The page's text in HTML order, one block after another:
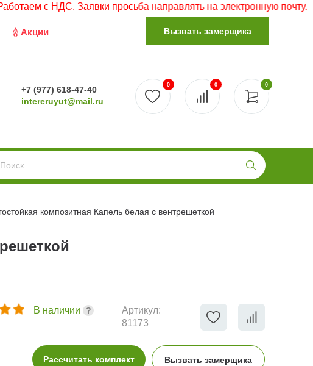
Заявки просьба направлять на электронную почту.
Акции Вызвать замерщика
+7 (977) 618-47-40
intereruyut@mail.ru
0
0 0
композитная Капель белая с вентрешеткой
В наличии
Артикул:
81173
Рассчитать комплект Вызвать замерщика